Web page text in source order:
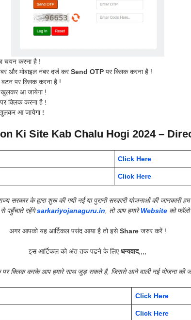
चयन करना है !
और मोबाइल नंबर दर्ज करSend OTP पर क्लिक करना है !
बटन पर क्लिक करना है !
खुलकर आ जायेगा !
पर क्लिक करना है !
आ जायेगा !
Ki Site Kab Chalu Hogi 2024 –
Click Here
Click Here
सरकार के द्वारा शुरू की गयी नई या पुरानी सरकारी योजनाओं की
पहुँचाते रहेंगेsarkariyojanaguru.in , तो आप हमारेWebsite को
अगर आपको यह आर्टिकल पसंद आया है तो इसेShareजरुर करें !
इस आर्टिकल को अंत तक पढने के लिएधन्यवाद,,,,
पर क्लिक करके आप हमारे साथ जुड़ सकते है, जिससे आने वाली नई योजना की
Click Here
Click Here